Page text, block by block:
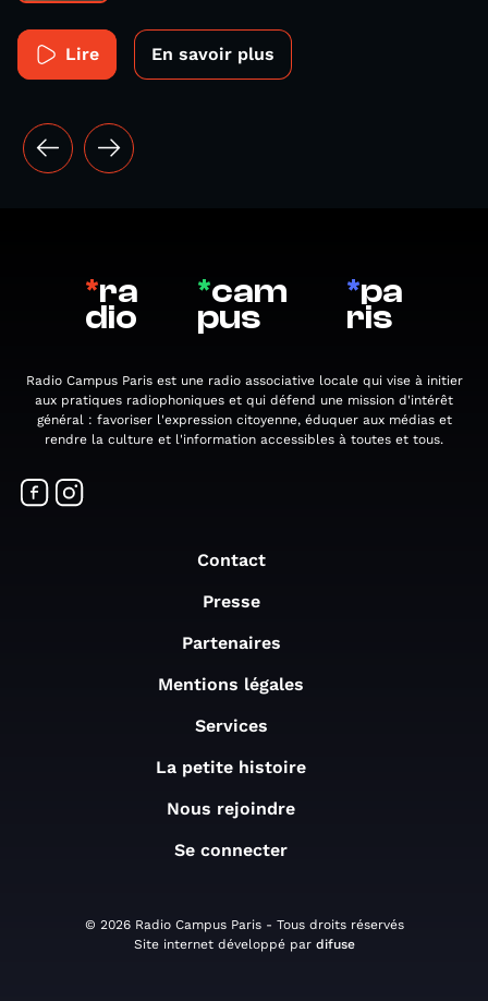
Lire En savoir plus
*ra
dio
*cam
pus
*pa
ris
Radio Campus Paris est une radio associative locale qui vise à initier
aux pratiques radiophoniques et qui défend une mission d'intérêt
général : favoriser l'expression citoyenne, éduquer aux médias et
rendre la culture et l'information accessibles à toutes et tous.
Contact
Presse
Partenaires
Mentions légales
Services
La petite histoire
Nous rejoindre
Se connecter
© 2026 Radio Campus Paris - Tous droits réservés
Site internet développé par difuse